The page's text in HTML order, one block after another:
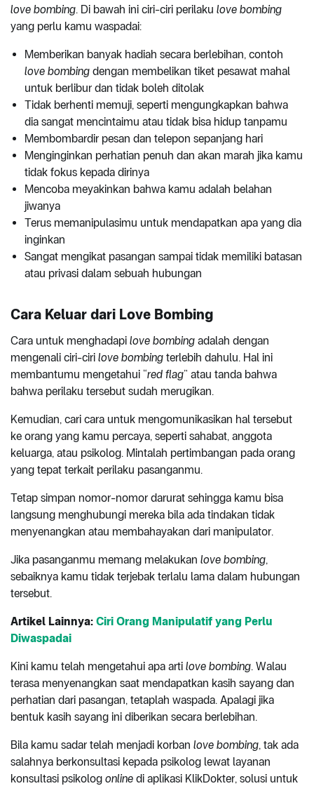
love bombing. Di bawah ini ciri-ciri perilaku love bombing
yang perlu kamu waspadai:
Memberikan banyak hadiah secara berlebihan, contoh
love bombing dengan membelikan tiket pesawat mahal
untuk berlibur dan tidak boleh ditolak
Tidak berhenti memuji, seperti mengungkapkan bahwa
dia sangat mencintaimu atau tidak bisa hidup tanpamu
Membombardir pesan dan telepon sepanjang hari
Menginginkan perhatian penuh dan akan marah jika kamu
tidak fokus kepada dirinya
Mencoba meyakinkan bahwa kamu adalah belahan
jiwanya
Terus memanipulasimu untuk mendapatkan apa yang dia
inginkan
Sangat mengikat pasangan sampai tidak memiliki batasan
atau privasi dalam sebuah hubungan
Cara Keluar dari Love Bombing
Cara untuk menghadapi love bombing adalah dengan
mengenali ciri-ciri love bombing terlebih dahulu. Hal ini
membantumu mengetahui “red flag” atau tanda bahwa
bahwa perilaku tersebut sudah merugikan.
Kemudian, cari cara untuk mengomunikasikan hal tersebut
ke orang yang kamu percaya, seperti sahabat, anggota
keluarga, atau psikolog. Mintalah pertimbangan pada orang
yang tepat terkait perilaku pasanganmu.
Tetap simpan nomor-nomor darurat sehingga kamu bisa
langsung menghubungi mereka bila ada tindakan tidak
menyenangkan atau membahayakan dari manipulator.
Jika pasanganmu memang melakukan love bombing,
sebaiknya kamu tidak terjebak terlalu lama dalam hubungan
tersebut.
Artikel Lainnya: Ciri Orang Manipulatif yang Perlu
Diwaspadai
Kini kamu telah mengetahui apa arti love bombing. Walau
terasa menyenangkan saat mendapatkan kasih sayang dan
perhatian dari pasangan, tetaplah waspada. Apalagi jika
bentuk kasih sayang ini diberikan secara berlebihan.
Bila kamu sadar telah menjadi korban love bombing, tak ada
salahnya berkonsultasi kepada psikolog lewat layanan
konsultasi psikolog online di aplikasi KlikDokter, solusi untuk